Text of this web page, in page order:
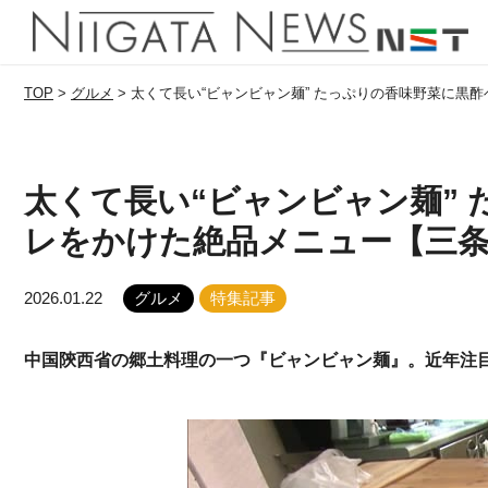
TOP > グルメ > 太くて長い“ビャンビャン麺” たっぷりの香味野菜に黒
太くて長い“ビャンビャン麺”
レをかけた絶品メニュー【三
2026.01.22 グルメ 特集記事
中国陝西省の郷土料理の一つ『ビャンビャン麺』。近年